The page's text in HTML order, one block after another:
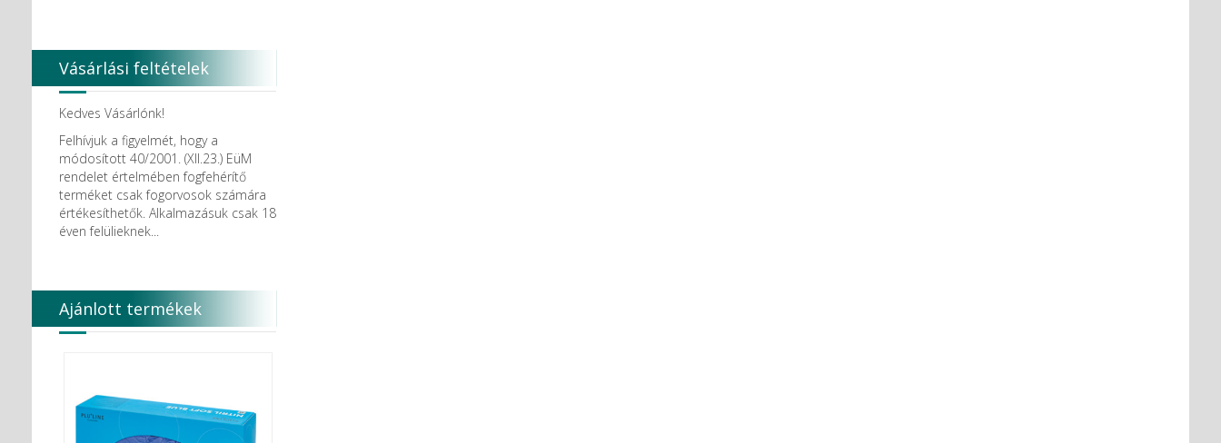
Vásárlási feltételek
Kedves Vásárlónk!
Felhívjuk a figyelmét, hogy a
módosított 40/2001. (XII.23.) EüM
rendelet értelmében fogfehérítő
terméket csak fogorvosok számára
értékesíthetők. Alkalmazásuk csak 18
éven felülieknek...
Ajánlott termékek